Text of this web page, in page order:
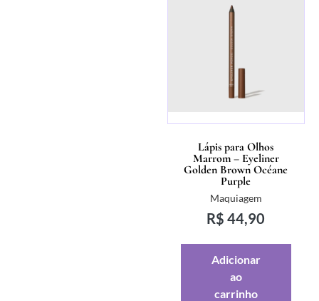
Lápis para Olhos
Marrom – Eyeliner
Golden Brown Océane
Purple
Maquiagem
R$ 44,90
Adicionar
ao
carrinho